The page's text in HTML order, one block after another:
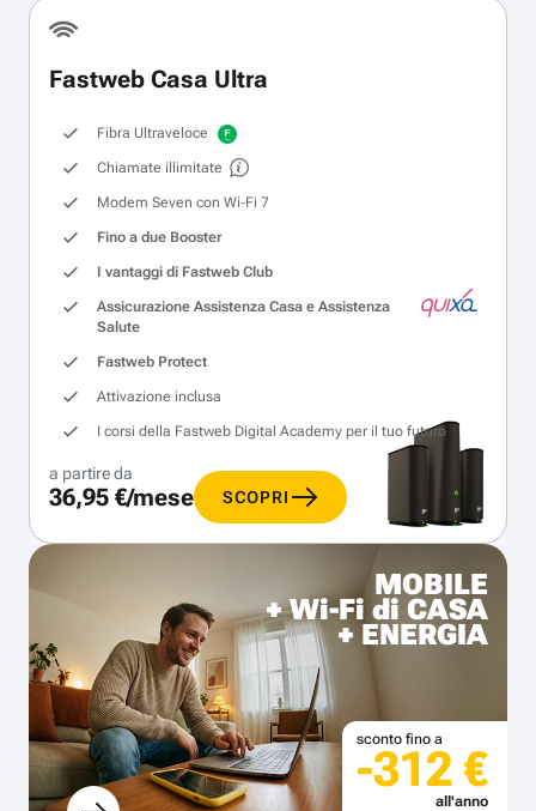
Fastweb Casa Ultra
Fibra Ultraveloce
Chiamate illimitate
Modem Seven con Wi‑Fi 7
Fino a due Booster
I vantaggi di Fastweb Club
Assicurazione Assistenza Casa e Assistenza
Salute
Fastweb Protect
Attivazione inclusa
I corsi della Fastweb Digital Academy per il tuo futuro
a partire da
36,95 €/mese SCOPRI
MOBILE
+ Wi-Fi di CASA
+ ENERGIA
sconto fino a
-312 €
all'anno